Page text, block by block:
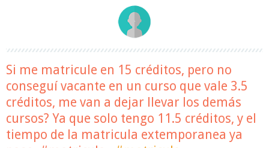
Si me matricule en 15 créditos, pero no
conseguí vacante en un curso que vale 3.5
créditos, me van a dejar llevar los demás
cursos? Ya que solo tengo 11.5 créditos, y el
tiempo de la matricula extemporanea ya